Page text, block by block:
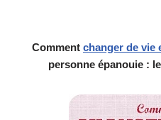
Comment changer de vie
personne épanouie :